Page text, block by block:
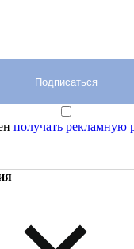
Подписаться
получать рекламную